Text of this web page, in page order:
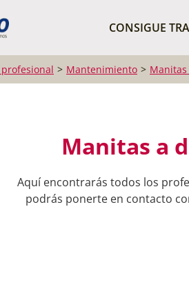
CONSIGUE
Mantenimiento
Manitas a
Aquí encontrarás todos los
podrás ponerte en contacto